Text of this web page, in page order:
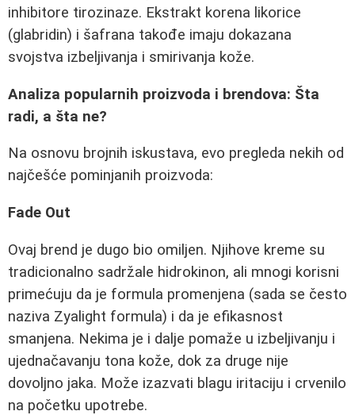
inhibitore tirozinaze. Ekstrakt korena likorice
(glabridin) i šafrana takođe imaju dokazana
svojstva izbeljivanja i smirivanja kože.
Analiza popularnih proizvoda i brendova: Šta
radi, a šta ne?
Na osnovu brojnih iskustava, evo pregleda nekih od
najčešće pominjanih proizvoda:
Fade Out
Ovaj brend je dugo bio omiljen. Njihove kreme su
tradicionalno sadržale hidrokinon, ali mnogi korisni
primećuju da je formula promenjena (sada se često
naziva Zyalight formula) i da je efikasnost
smanjena. Nekima je i dalje pomaže u izbeljivanju i
ujednačavanju tona kože, dok za druge nije
dovoljno jaka. Može izazvati blagu iritaciju i crvenilo
na početku upotrebe.